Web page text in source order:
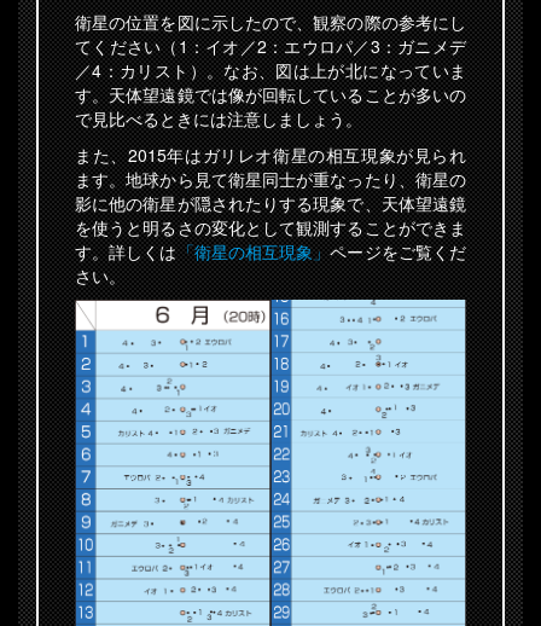
衛星の位置を図に示したので、観察の際の参考にし
てください（1：イオ／2：エウロパ／3：ガニメデ
／4：カリスト）。なお、図は上が北になっていま
す。天体望遠鏡では像が回転していることが多いの
で見比べるときには注意しましょう。
また、2015年はガリレオ衛星の相互現象が見られ
ます。地球から見て衛星同士が重なったり、衛星の
影に他の衛星が隠されたりする現象で、天体望遠鏡
を使うと明るさの変化として観測することができま
す。詳しくは「衛星の相互現象」ページをご覧くだ
さい。